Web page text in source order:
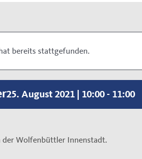
bereits stattgefunden.
25. August 2021 | 10:00 - 11:00
der Wolfenbüttler Innenstadt.